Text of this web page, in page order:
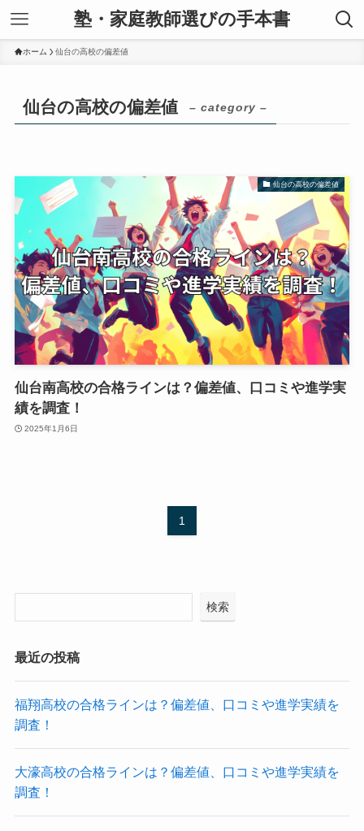
塾・家庭教師選びの手本書
ホーム 仙台の高校の偏差値
仙台の高校の偏差値 – category –
仙台の高校の偏差値
仙台南高校の合格ラインは？偏差値、口コミや進学実
績を調査！
2025年1月6日
1
検索
最近の投稿
福翔高校の合格ラインは？偏差値、口コミや進学実績を
調査！
大濠高校の合格ラインは？偏差値、口コミや進学実績を
調査！